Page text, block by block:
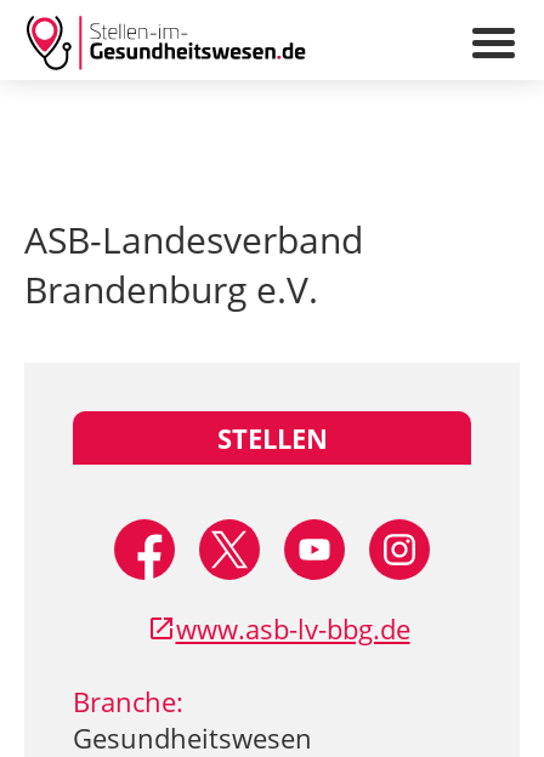
ASB-Landesverband
Brandenburg e.V.
STELLEN
www.asb-lv-bbg.de
Branche:
Gesundheitswesen